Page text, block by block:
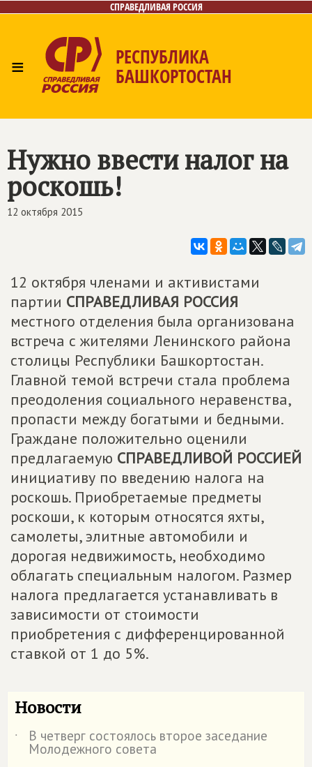
СПРАВЕДЛИВАЯ РОССИЯ
≡ РЕСПУБЛИКА
БАШКОРТОСТАН
Нужно ввести налог на
роскошь!
12 октября 2015
12 октября членами и активистами
партии СПРАВЕДЛИВАЯ РОССИЯ
местного отделения была организована
встреча с жителями Ленинского района
столицы Республики Башкортостан.
Главной темой встречи стала проблема
преодоления социального неравенства,
пропасти между богатыми и бедными.
Граждане положительно оценили
предлагаемую СПРАВЕДЛИВОЙ РОССИЕЙ
инициативу по введению налога на
роскошь. Приобретаемые предметы
роскоши, к которым относятся яхты,
самолеты, элитные автомобили и
дорогая недвижимость, необходимо
облагать специальным налогом. Размер
налога предлагается устанавливать в
зависимости от стоимости
приобретения с дифференцированной
ставкой от 1 до 5%.
Новости
˙ В четверг состоялось второе заседание
Молодежного совета